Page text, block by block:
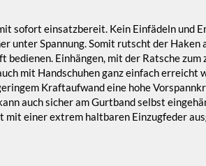
sofort einsatzbereit. Kein Einfädeln und
unter Spannung. Somit rutscht der Haken
Einhängen, mit der Ratsche
mit Handschuhen ganz einfach erreicht
Kraftaufwand eine hohe
auch sicher am Gurtband selbst
einer extrem haltbaren Einzugfeder